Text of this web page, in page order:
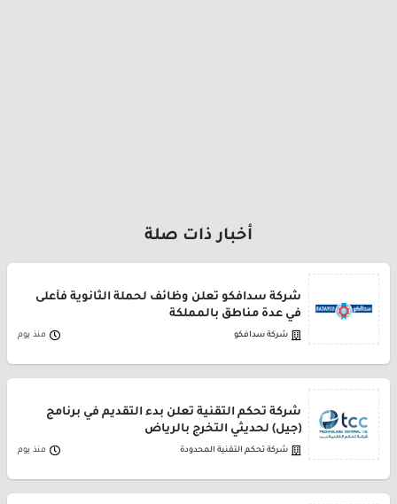
أخبار ذات صلة
شركة سدافكو تعلن وظائف لحملة الثانوية فأعلى
في عدة مناطق بالمملكة
شركة سدافكو منذ يوم
شركة تحكم التقنية تعلن بدء التقديم في برنامج
(جيل) لحديثي التخرج بالرياض
شركة تحكم التقنية المحدودة منذ يوم